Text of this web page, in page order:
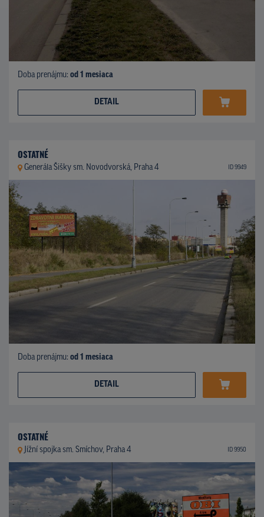
Doba prenájmu: od 1 mesiaca
DETAIL
OSTATNÉ
Generála Šišky sm. Novodvorská, Praha 4 ID 9949
Doba prenájmu: od 1 mesiaca
DETAIL
OSTATNÉ
Jížní spojka sm. Smíchov, Praha 4 ID 9950